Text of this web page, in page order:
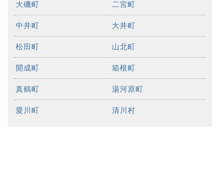
大磯町 二宮町
中井町 大井町
松田町 山北町
開成町 箱根町
真鶴町 湯河原町
愛川町 清川村